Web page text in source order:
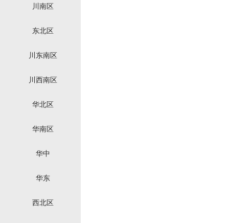
川南区
东北区
川东南区
川西南区
华北区
华南区
华中
华东
西北区